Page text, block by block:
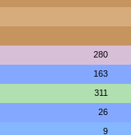
280
163
311
26
9